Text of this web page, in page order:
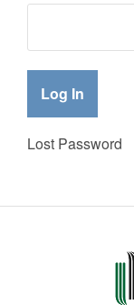
Lost Password